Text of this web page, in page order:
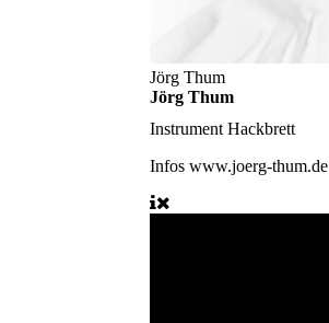
Jörg Thum
Jörg Thum
Instrument Hackbrett
Infos www.joerg-thum.de